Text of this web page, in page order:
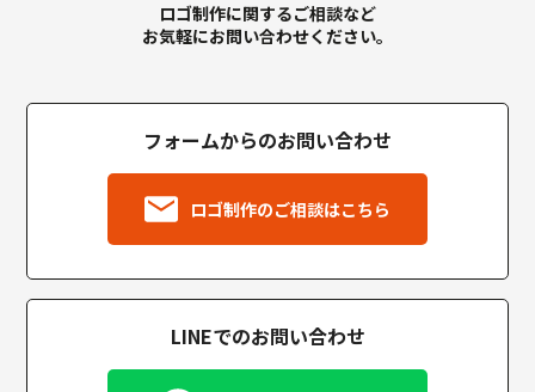
ロゴ制作に関するご相談など
お気軽にお問い合わせください。
フォームからのお問い合わせ
ロゴ制作のご相談はこちら
LINEでのお問い合わせ